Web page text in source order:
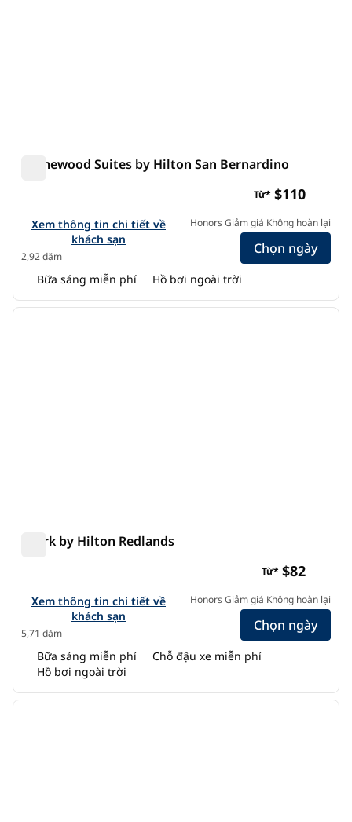
Homewood Suites by Hilton San Bernardino
Xem chi tiết khách sạn cho Homewood Suites by Hilton
Xem thông tin chi tiết về
khách sạn
2,92 dặm
Từ* $110
Honors Giảm giá Không hoàn lại
Chọn ngày
Bữa sáng miễn phí Hồ bơi ngoài trời
1/12
1/12
ảnh
Spark by Hilton Redlands
Xem chi tiết khách sạn Spark by Hilton Redlands
Xem thông tin chi tiết về
khách sạn
5,71 dặm
Từ* $82
Honors Giảm giá Không hoàn lại
Chọn ngày
Bữa sáng miễn phí
Chỗ đậu xe miễn phí
Hồ bơi ngoài trời
1/12
1/12
ảnh